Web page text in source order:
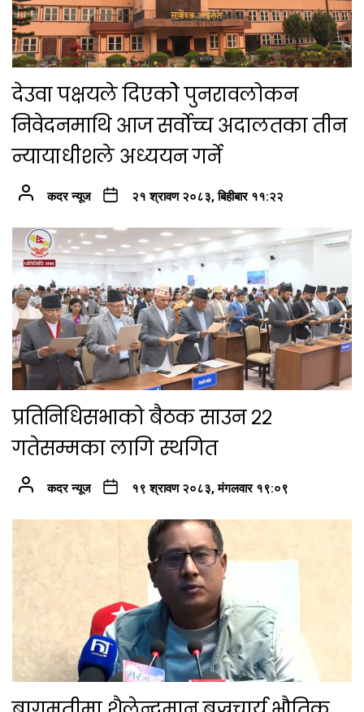
देउवा पक्षयले दिएकोे पुनरावलोकन
निवेदनमाथि आज सर्वोच्च अदालतका तीन
न्यायाधीशले अध्ययन गर्ने
कदर न्यूज २१ श्रावण २०८३, बिहीबार ११:२२
प्रतिनिधिसभाको बैठक साउन २२
गतेसम्मका लागि स्थगित
कदर न्यूज १९ श्रावण २०८३, मंगलवार १९:०९